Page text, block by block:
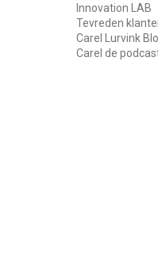
Innovation LAB
Tevreden
Carel Lurvink
Carel de